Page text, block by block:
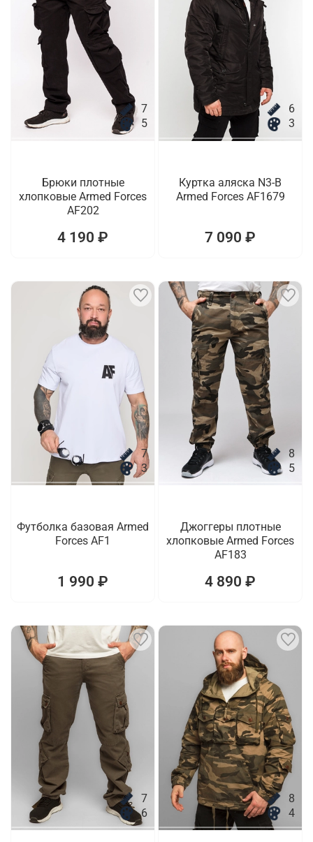
7
5
Брюки плотные
хлопковые Armed Forces
AF202
4 190 ₽
6
3
Куртка аляска N3-B
Armed Forces AF1679
7 090 ₽
7
3
Футболка базовая Armed
Forces AF1
1 990 ₽
8
5
Джоггеры плотные
хлопковые Armed Forces
AF183
4 890 ₽
7
6
8
4